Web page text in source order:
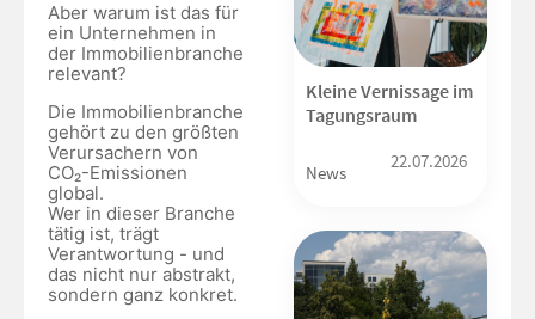
Aber warum ist das für
ein Unternehmen in
der Immobilienbranche
relevant?
Die Immobilienbranche
gehört zu den größten
Verursachern von
CO₂-Emissionen
global.
Wer in dieser Branche
tätig ist, trägt
Verantwortung - und
das nicht nur abstrakt,
sondern ganz konkret.
Kleine Vernissage im
Tagungsraum
News
22.07.2026